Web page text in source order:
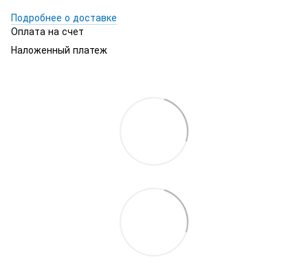
Подробнее о доставке
Оплата на счет
Наложенный платеж